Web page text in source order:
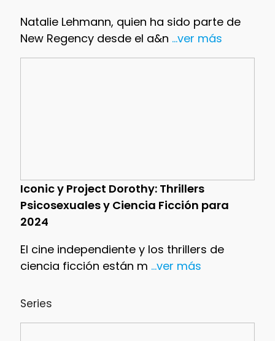
Natalie Lehmann, quien ha sido parte de
New Regency desde el a&n ...ver más
Iconic y Project Dorothy: Thrillers
Psicosexuales y Ciencia Ficción para
2024
El cine independiente y los thrillers de
ciencia ficción están m ...ver más
Series